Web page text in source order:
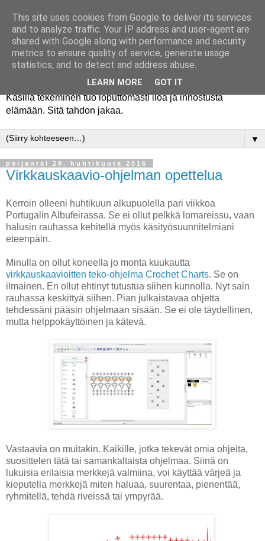
Käsillä tekeminen tuo loputtomasti iloa ja innostusta
elämään. Sitä tahdon jakaa.
▼
perjantai 29. huhtikuuta 2016
Virkkauskaavio-ohjelman opettelua
Kerroin olleeni huhtikuun alkupuolella pari viikkoa
Portugalin Albufeirassa. Se ei ollut pelkkä lomareissu, vaan
halusin rauhassa kehitellä myös käsityösuunnitelmiani
eteenpäin.
Minulla on ollut koneella jo monta kuukautta
virkkauskaavioitten teko-ohjelma Crochet Charts. Se on
ilmainen. En ollut ehtinyt tutustua siihen kunnolla. Nyt sain
rauhassa keskittyä siihen. Pian julkaistavaa ohjetta
tehdessäni pääsin ohjelmaan sisään. Se ei ole täydellinen,
mutta helppokäyttöinen ja kätevä.
Vastaavia on muitakin. Kaikille, jotka tekevät omia ohjeita,
suosittelen tätä tai samankaltaista ohjelmaa. Siinä on
lukuisia erilaisia merkkejä valmiina, voi käyttää värjeä ja
kieputella merkkejä miten haluaa, suurentaa, pienentää,
ryhmitellä, tehdä riveissä tai ympyrää.
This site uses cookies from Google to deliver its services
and to analyze traffic. Your IP address and user-agent are
shared with Google along with performance and security
metrics to ensure quality of service, generate usage
statistics, and to detect and address abuse.
LEARN MORE GOT IT